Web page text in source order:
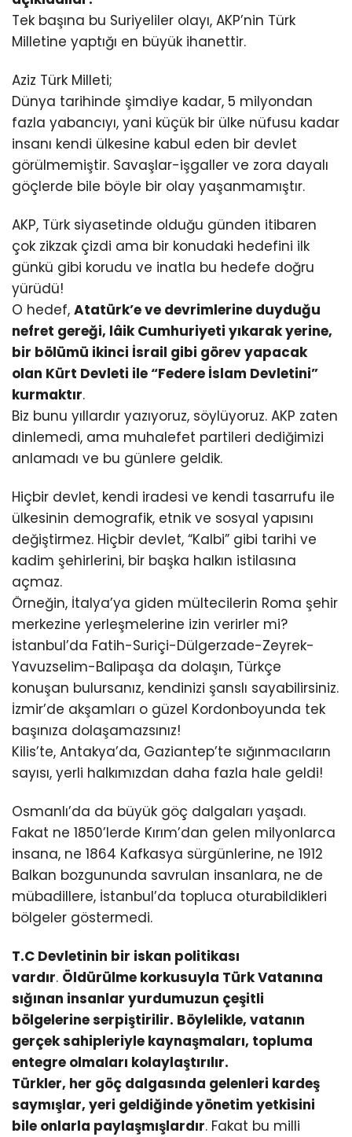
Tek başına bu Suriyeliler olayı, AKP’nin Türk
Milletine yaptığı en büyük ihanettir.
Aziz Türk Milleti;
Dünya tarihinde şimdiye kadar, 5 milyondan
fazla yabancıyı, yani küçük bir ülke nüfusu kadar
insanı kendi ülkesine kabul eden bir devlet
görülmemiştir. Savaşlar-işgaller ve zora dayalı
göçlerde bile böyle bir olay yaşanmamıştır.
AKP, Türk siyasetinde olduğu günden itibaren
çok zikzak çizdi ama bir konudaki hedefini ilk
günkü gibi korudu ve inatla bu hedefe doğru
yürüdü!
O hedef, Atatürk’e ve devrimlerine duyduğu
nefret gereği, lâik Cumhuriyeti yıkarak yerine,
bir bölümü ikinci İsrail gibi görev yapacak
olan Kürt Devleti ile “Federe İslam Devletini”
kurmaktır.
Biz bunu yıllardır yazıyoruz, söylüyoruz. AKP zaten
dinlemedi, ama muhalefet partileri dediğimizi
anlamadı ve bu günlere geldik.
Hiçbir devlet, kendi iradesi ve kendi tasarrufu ile
ülkesinin demografik, etnik ve sosyal yapısını
değiştirmez. Hiçbir devlet, “Kalbi” gibi tarihi ve
kadim şehirlerini, bir başka halkın istilasına
açmaz.
Örneğin, İtalya’ya giden mültecilerin Roma şehir
merkezine yerleşmelerine izin verirler mi?
İstanbul’da Fatih-Suriçi-Dülgerzade-Zeyrek-
Yavuzselim-Balipaşa da dolaşın, Türkçe
konuşan bulursanız, kendinizi şanslı sayabilirsiniz.
İzmir’de akşamları o güzel Kordonboyunda tek
başınıza dolaşamazsınız!
Kilis’te, Antakya’da, Gaziantep’te sığınmacıların
sayısı, yerli halkımızdan daha fazla hale geldi!
Osmanlı’da da büyük göç dalgaları yaşadı.
Fakat ne 1850’lerde Kırım’dan gelen milyonlarca
insana, ne 1864 Kafkasya sürgünlerine, ne 1912
Balkan bozgununda savrulan insanlara, ne de
mübadillere, İstanbul’da topluca oturabildikleri
bölgeler göstermedi.
T.C Devletinin bir iskan politikası
vardır. Öldürülme korkusuyla Türk Vatanına
sığınan insanlar yurdumuzun çeşitli
bölgelerine serpiştirilir. Böylelikle, vatanın
gerçek sahipleriyle kaynaşmaları, topluma
entegre olmaları kolaylaştırılır.
Türkler, her göç dalgasında gelenleri kardeş
saymışlar, yeri geldiğinde yönetim yetkisini
bile onlarla paylaşmışlardır. Fakat bu milli